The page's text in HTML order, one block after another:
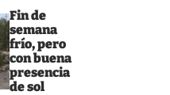
Fin de
semana
frío, pero
con buena
presencia
de sol